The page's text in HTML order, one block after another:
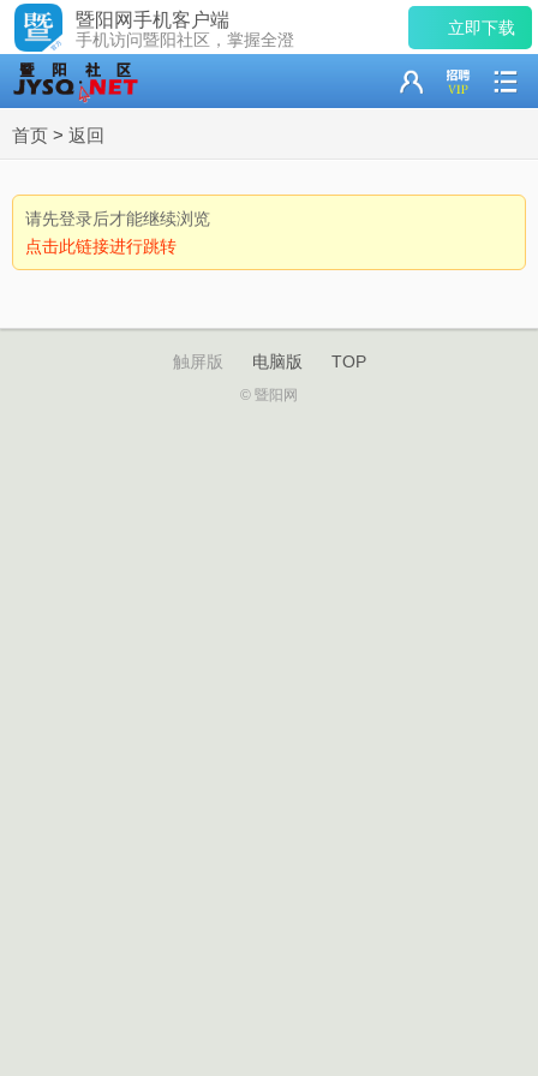
暨阳网手机客户端
手机访问暨阳社区，掌握全澄
立即下载
首页 > 返回
请先登录后才能继续浏览
点击此链接进行跳转
触屏版 电脑版 TOP
© 暨阳网